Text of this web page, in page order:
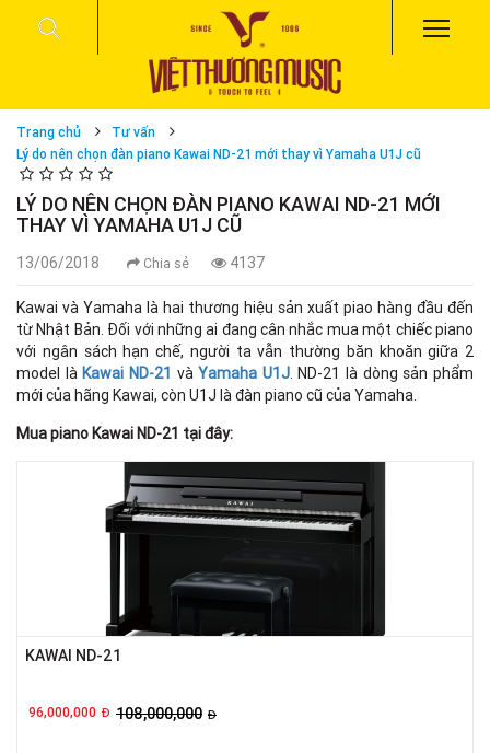
Trang chủ
Tư vấn
Lý do nên chọn đàn piano Kawai ND-21 mới thay vì Yamaha U1J cũ
LÝ DO NÊN CHỌN ĐÀN PIANO KAWAI ND-21 MỚI
THAY VÌ YAMAHA U1J CŨ
13/06/2018 Chia sẻ 4137
Kawai và Yamaha là hai thương hiệu sản xuất piao hàng đầu đến
từ Nhật Bản. Đối với những ai đang cân nhắc mua một chiếc piano
với ngân sách hạn chế, người ta vẫn thường băn khoăn giữa 2
model là Kawai ND-21 vàYamaha U1J. ND-21 là dòng sản phẩm
mới của hãng Kawai, còn U1J là đàn piano cũ của Yamaha.
Mua piano Kawai ND-21 tại đây:
KAWAI ND-21
96,000,000 Đ 108,000,000 Đ